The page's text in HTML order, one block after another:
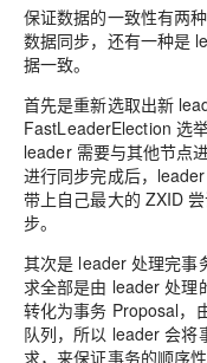
保证数据的一致性有两
数据同步， 还有一种是
据一致。
首先是重新选取出新
FastLeaderElection 选
leader 需要与其他节点
进行同步完成后，
带上自己最大的 ZXID
步。
其次是 leader 处理完事
求全部是由 leader 处理
转化为事务 Proposal，
队列，所以 leader 会将
求，来保证事务的顺序